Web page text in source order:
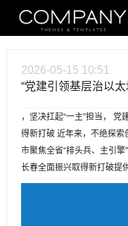
2026-05-15 10:51
“党建引领基层治以
，坚决扛起“一主”担当，
得新打破 近年来，不绝探
市聚焦全省“排头兵、主引
长春全面振兴取得新打破提